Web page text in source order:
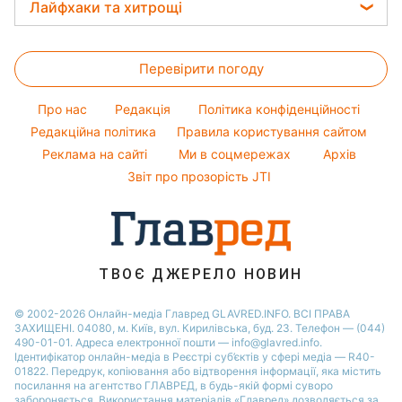
Софія Ротару
Новини Тернополя
Новини Черкаси
Новини Житомира
Новини Рівного
Новини Одеси
Новини Запоріжжя
Погода на завтра
Оптичні ілюзії
Народні прикмети
Усе про шоу-бізнес
Фарбування волосся
Гарний манікюр
Модні помилки
Новини моди
Поради від Андре Тана
Лайфхаки та хитрощі
Кімнатні рослини
Усе про сало
Прибирання
Авто
Перевірити погоду
Про нас Редакція
Політика конфіденційності
Редакційна політика
Правила користування сайтом
Реклама на сайті
Ми в соцмережах
Архів
Звіт про прозорість JTI
ТВОЄ ДЖЕРЕЛО НОВИН
© 2002-2026 Онлайн-медіа Главред GLAVRED.INFO. ВСІ ПРАВА
ЗАХИЩЕНІ. 04080, м. Київ, вул. Кирилівська, буд. 23. Телефон — (044)
490-01-01. Адреса електронної пошти — info@glavred.info.
Ідентифікатор онлайн-медіа в Реєстрі суб’єктів у сфері медіа — R40-
01822. Передрук, копіювання або відтворення інформації, яка містить
посилання на агентство ГЛАВРЕД, в будь-якій формi суворо